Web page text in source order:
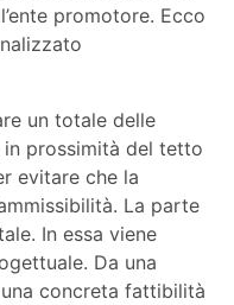
promotore. Ecco
un totale delle
prossimità del tetto
evitare che la
La parte
In essa viene
Da una
concreta fattibilità